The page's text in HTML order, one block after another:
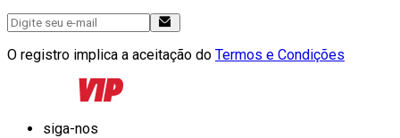
O registro implica a aceitação do Termos e Condições
siga-nos